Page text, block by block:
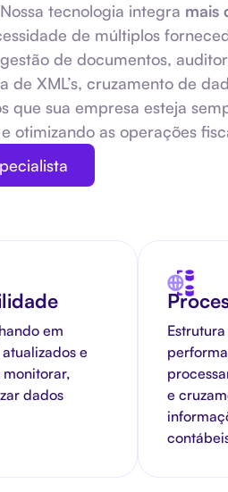
tecnologia integra mais
de múltiplos
de documentos,
de XML’s, cruzamento de
que sua empresa esteja
otimizando as operações
em
e
dados
e